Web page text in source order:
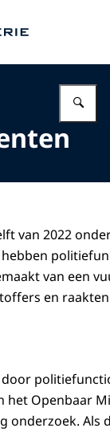
van 2022
van een
en
Openbaar
onderzoek.